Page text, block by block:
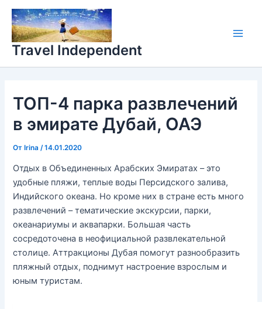
Перейти
содержимому
Travel Independent
ТОП-4 парка развлечений
в эмирате Дубай, ОАЭ
От Irina/14.01.2020
Отдых в Объединенных Арабских Эмиратах – это
удобные пляжи, теплые воды Персидского залива,
Индийского океана. Но кроме них в стране есть много
развлечений – тематические экскурсии, парки,
океанариумы и аквапарки. Большая часть
сосредоточена в неофициальной развлекательной
столице. Аттракционы Дубая помогут разнообразить
пляжный отдых, поднимут настроение взрослым и
юным туристам.